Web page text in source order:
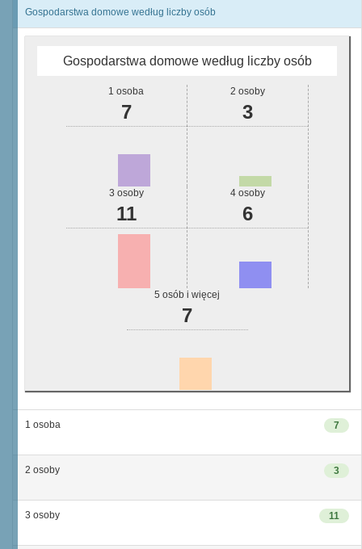
Gospodarstwa domowe według liczby osób
Gospodarstwa domowe według liczby osób
1 osoba
7
2 osoby
3
3 osoby
11
4 osoby
6
5 osób i więcej
7
7
1 osoba
3
2 osoby
11
3 osoby